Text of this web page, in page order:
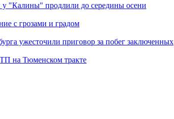
у "Калины" продлили до середины осени
с грозами и градом
ужесточили приговор за побег заключенных
на Тюменском тракте